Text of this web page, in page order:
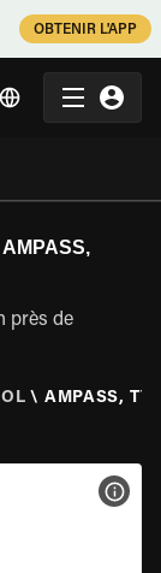
OBTENIR L'APP
près de
\ AMPASS,